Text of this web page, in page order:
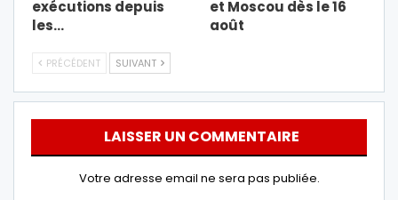
exécutions depuis
les…
et Moscou dès le 16
août
PRÉCÉDENT SUIVANT
LAISSER UN COMMENTAIRE
Votre adresse email ne sera pas publiée.